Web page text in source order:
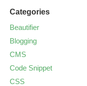
Categories
Beautifier
Blogging
CMS
Code Snippet
CSS